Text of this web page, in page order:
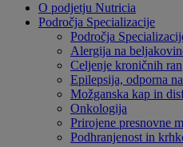
O podjetju Nutricia
Področja Specializacije
Področja
Alergija na
Celjenje kroničnih ran
Epilepsija, odporna
Možganska kap in
Onkologija
Prirojene presnovne
Podhranjenost in